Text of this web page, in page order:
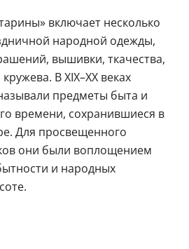
включает несколько
народной одежды,
вышивки, ткачества,
В XIX–XX веках
предметы быта и
времени, сохранившиеся в
Для просвещенного
они были воплощением
и народных